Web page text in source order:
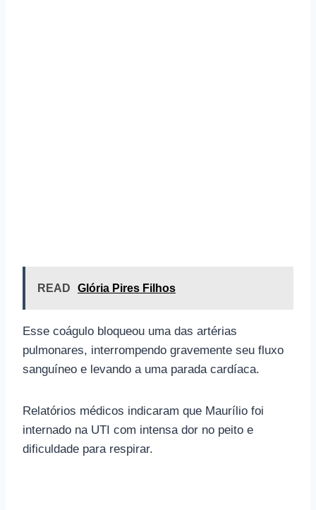
READ Glória Pires Filhos
Esse coágulo bloqueou uma das artérias
pulmonares, interrompendo gravemente seu fluxo
sanguíneo e levando a uma parada cardíaca.
Relatórios médicos indicaram que Maurílio foi
internado na UTI com intensa dor no peito e
dificuldade para respirar.